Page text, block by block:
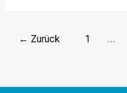
← Zurück 1 …